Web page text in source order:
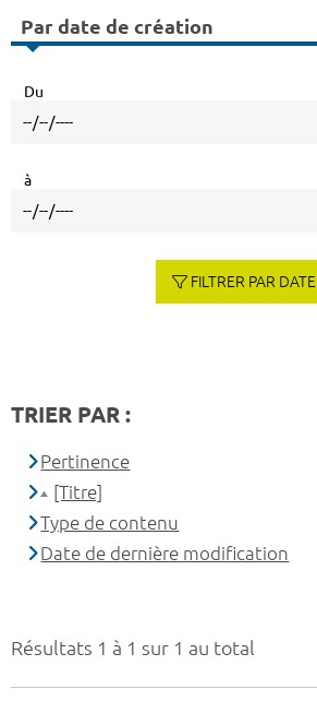
Résultats 1 à 1 sur 1 au total
Par date de création
Du
à
FILTRER PAR DATE
TRIER PAR :
Pertinence
[Titre]
Type de contenu
Date de dernière modification